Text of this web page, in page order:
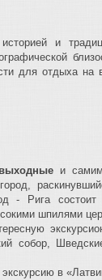
и
для отдыха на
и
- Рига состоит
шпилями
собор,
в